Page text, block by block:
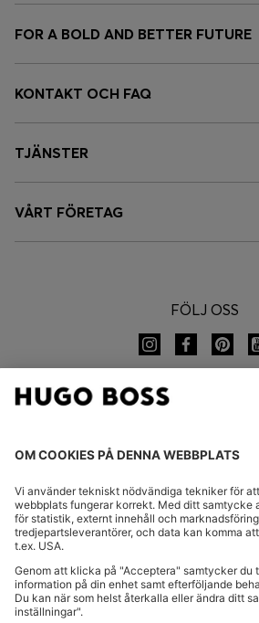
FOR A BOLD AND BETTER FUTURE
KONTAKT OCH FAQ
TJÄNSTER
VÅRT FÖRETAG
FÖLJ OSS
BYT LAND:
Meddela återkallandeVANLIGA
Integritetsmeddelande